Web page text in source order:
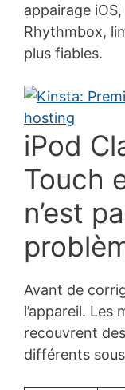
appairage
Rhythmbox,
plus fiables.
iPod
Touch
n’est
Avant de
l’appareil. Les
recouvrent
différents